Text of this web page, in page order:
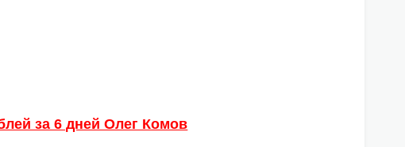
за 6 дней Олег Комов